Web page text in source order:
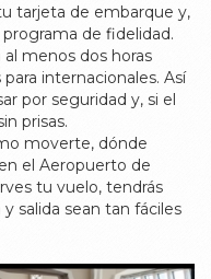
tarjeta de embarque y,
de fidelidad.
menos dos horas
internacionales. Así
por seguridad y, si el
prisas.
moverte, dónde
el Aeropuerto de
tu vuelo, tendrás
salida sean tan fáciles